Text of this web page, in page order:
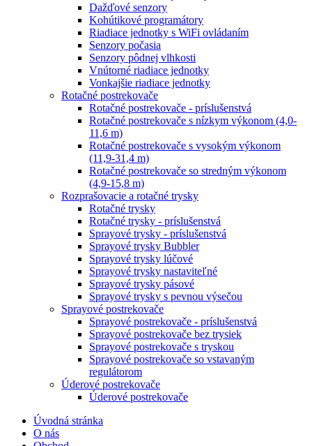
Dažďové senzory
Kohútikové programátory
Riadiace jednotky s WiFi ovládaním
Senzory počasia
Senzory pôdnej vlhkosti
Vnútorné riadiace jednotky
Vonkajšie riadiace jednotky
Rotačné postrekovače
Rotačné postrekovače - príslušenstvá
Rotačné postrekovače s nízkym výkonom (4,0-
11,6 m)
Rotačné postrekovače s vysokým výkonom
(11,9-31,4 m)
Rotačné postrekovače so stredným výkonom
(4,9-15,8 m)
Rozprašovacie a rotačné trysky
Rotačné trysky
Rotačné trysky - príslušenstvá
Sprayové trysky - príslušenstvá
Sprayové trysky Bubbler
Sprayové trysky lúčové
Sprayové trysky nastaviteľné
Sprayové trysky pásové
Sprayové trysky s pevnou výsečou
Sprayové postrekovače
Sprayové postrekovače - príslušenstvá
Sprayové postrekovače bez trysiek
Sprayové postrekovače s tryskou
Sprayové postrekovače so vstavaným
regulátorom
Úderové postrekovače
Úderové postrekovače
Úvodná stránka
O nás